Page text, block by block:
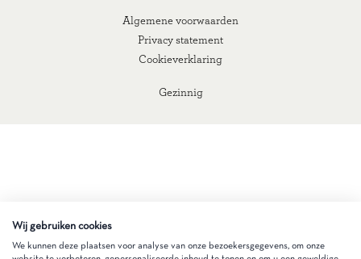
Gezinnig
Algemene voorwaarden
Privacy statement
Cookieverklaring
Wij gebruiken cookies
We kunnen deze plaatsen voor analyse van onze bezoekersgegevens, om onze